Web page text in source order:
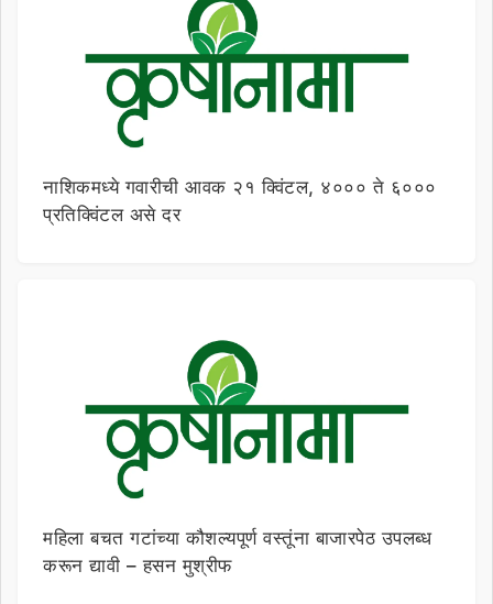
नाशिकमध्ये गवारीची आवक २१ क्विंटल, ४००० ते ६०००
प्रतिक्विंटल असे दर
महिला बचत गटांच्या कौशल्यपूर्ण वस्तूंना बाजारपेठ उपलब्ध
करून द्यावी – हसन मुश्रीफ